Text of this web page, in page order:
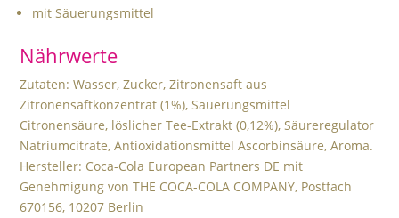
mit Säuerungsmittel
Nährwerte
Zutaten: Wasser, Zucker, Zitronensaft aus
Zitronensaftkonzentrat (1%), Säuerungsmittel
Citronensäure, löslicher Tee-Extrakt (0,12%), Säureregulator
Natriumcitrate, Antioxidationsmittel Ascorbinsäure, Aroma.
Hersteller: Coca-Cola European Partners DE mit
Genehmigung von THE COCA-COLA COMPANY, Postfach
670156, 10207 Berlin